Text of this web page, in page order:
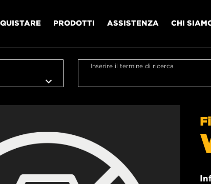
PRODOTTI ASSISTENZA CHI
Inserire il termine di ricerca